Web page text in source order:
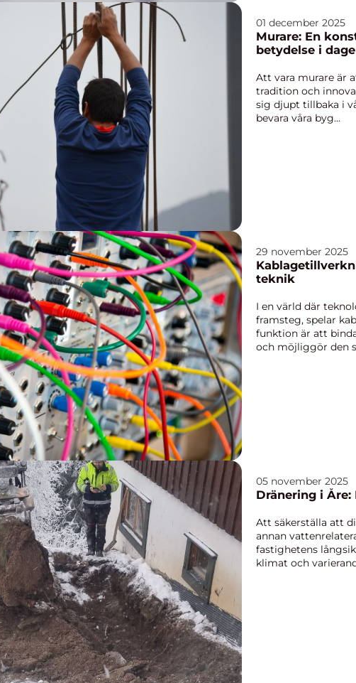
01 december 2025
Murare: En
betydelse i
Att vara murare är
tradition och
sig djupt tillbaka i
bevara våra byg...
29 november 2025
teknik
I en värld där
framsteg, spelar
funktion är att
och möjliggör den
05 november 2025
Dränering i
Att säkerställa att
annan
fastighetens
klimat och